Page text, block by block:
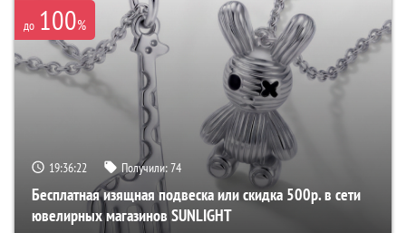
до 100%
19:36:22 Получили:74
Бесплатная изящная подвеска или скидка 500р. в сети
ювелирных магазинов SUNLIGHT